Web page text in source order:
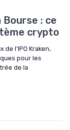
: ce
crypto
l’IPO Kraken,
pour les
de la